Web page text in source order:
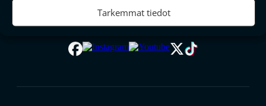
Tarkemmat tiedot
SEURAA MEITÄ SOMESSA